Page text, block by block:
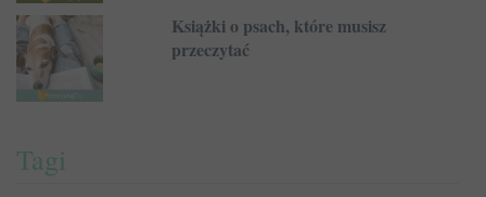
Książki o psach, które musisz
przeczytać
Tagi